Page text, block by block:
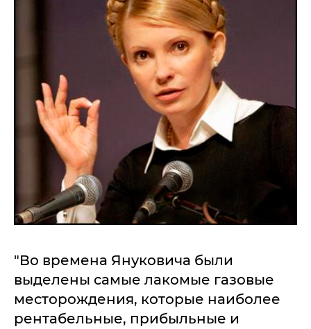
"Во времена Януковича были
выделены самые лакомые газовые
месторождения, которые наиболее
рентабельные, прибыльные и